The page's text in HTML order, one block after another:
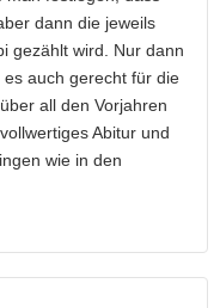
dann die jeweils
gezählt wird. Nur dann
auch gerecht für die
all den Vorjahren
Abitur und
wie in den